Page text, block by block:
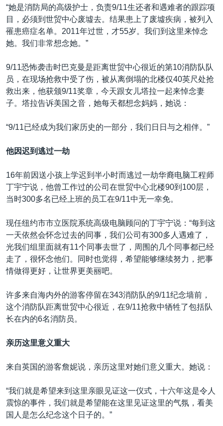
“她是消防局的高级护士，负责9/11生还者和遇难者的跟踪项
目，必须到世贸中心废墟去。结果患上了废墟疾病，被列入
罹患癌症名单。2011年过世，才55岁。我们到这里来悼念
她。我们非常想念她。”
9/11恐怖袭击时巴克曼是距离世贸中心很近的第10消防队队
员，在现场抢救中受了伤，被从离倒塌的北楼仅40英尺处抢
救出来，他获颁9/11奖章，今天跟女儿塔拉一起来悼念妻
子。塔拉告诉美国之音，她每天都想念妈妈，她说：
“9/11已经成为我们家历史的一部分，我们日日与之相伴。”
他因迟到逃过一劫
16年前因送小孩上学迟到半小时而逃过一劫华裔电脑工程师
丁宇宁说，他曾工作过的公司在世贸中心北楼90到100层，
当时300多名已经上班的员工在9/11中无一幸免。
现任纽约市市立医院系统高级电脑顾问的丁宇宁说：“每到这
一天依然会怀念过去的同事，我们公司有300多人遇难了，
光我们组里面就有11个同事去世了，周围的几个同事都已经
走了，很怀念他们。同时也觉得，希望能够继续努力，把事
情做得更好，让世界更美丽吧。
许多来自海内外的游客停留在343消防队的9/11纪念墙前，
这个消防队距离世贸中心很近，在9/11抢救中牺牲了包括队
长在内的6名消防员。
亲历这里意义重大
来自英国的游客詹妮说，亲历这里对她们意义重大。她说：
“我们就是希望来到这里亲眼见证这一仪式，十六年这是令人
震惊的事件，我们就是希望能在这里见证这里的气氛，看美
国人是怎么纪念这个日子的。”